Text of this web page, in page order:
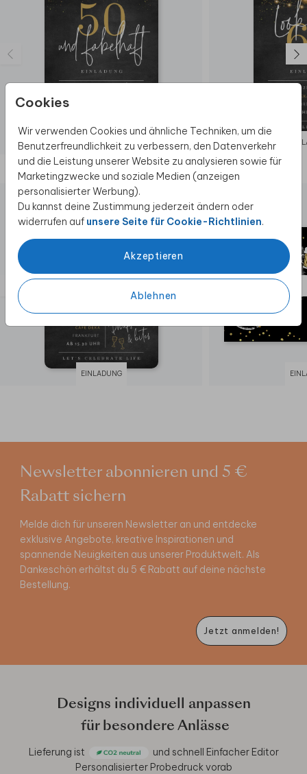
Cookies
Wir verwenden Cookies und ähnliche Techniken, um die
Benutzerfreundlichkeit zu verbessern, den Datenverkehr
und die Leistung unserer Website zu analysieren sowie für
Marketingzwecke und soziale Medien (anzeigen
personalisierter Werbung).
Du kannst deine Zustimmung jederzeit ändern oder
widerrufen auf unsere Seite für Cookie-Richtlinien.
Akzeptieren
Ablehnen
EINLADUNG
Diese Produkte könnten dir auch gefallen
EINLADUNG
Newsletter abonnieren und 5 €
Rabatt sichern
Melde dich für unseren Newsletter an und entdecke
exklusive Angebote, kreative Inspirationen und
spannende Neuigkeiten aus unserer Produktwelt. Als
Dankeschön erhältst du 5 € Rabatt auf deine nächste
Bestellung.
Jetzt anmelden!
Designs individuell anpassen
für besondere Anlässe
Lieferung ist und schnell Einfacher Editor
Personalisierter Probedruck vorab